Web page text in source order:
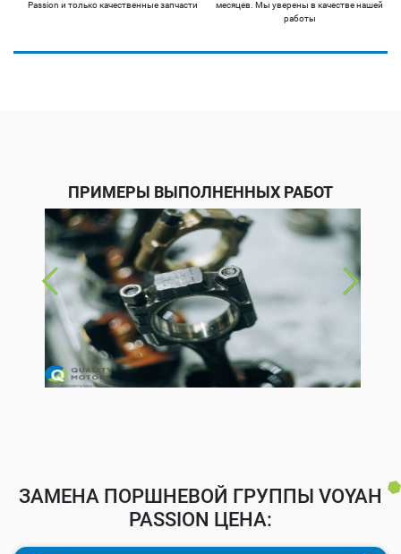
Passion и только качественные запчасти
месяцев. Мы уверены в качестве нашей
работы
ПРИМЕРЫ ВЫПОЛНЕННЫХ РАБОТ
ЗАМЕНА ПОРШНЕВОЙ ГРУППЫ VOYAH
PASSION ЦЕНА: